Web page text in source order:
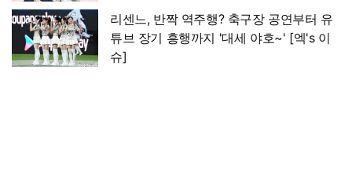
리센느, 반짝 역주행? 축구장 공연부터 유
튜브 장기 흥행까지 '대세 야호~' [엑's 이
슈]